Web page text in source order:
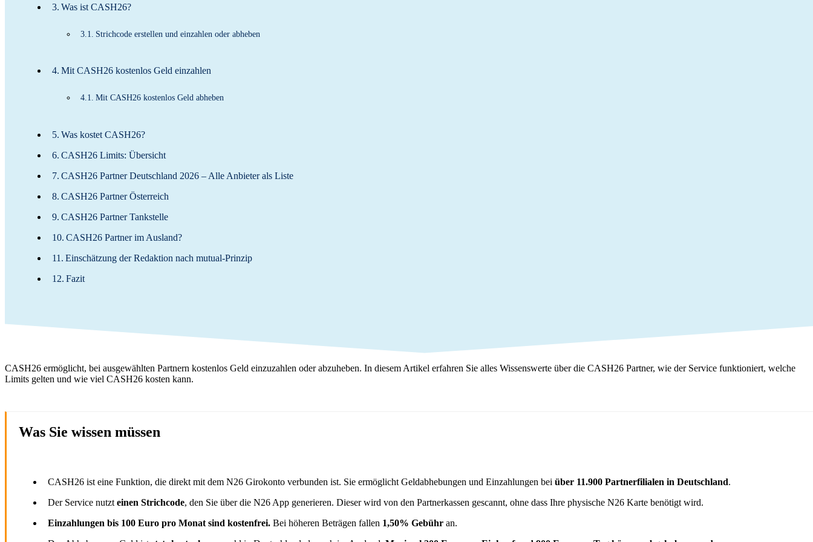
Was ist CASH26?
Strichcode erstellen und einzahlen oder abheben
Mit CASH26 kostenlos Geld einzahlen
Mit CASH26 kostenlos Geld abheben
Was kostet CASH26?
CASH26 Limits: Übersicht
CASH26 Partner Deutschland 2026 – Alle Anbieter als Liste
CASH26 Partner Österreich
CASH26 Partner Tankstelle
CASH26 Partner im Ausland?
Einschätzung der Redaktion nach mutual-Prinzip
Fazit
CASH26 ermöglicht, bei ausgewählten Partnern kostenlos Geld einzuzahlen oder abzuheben. In diesem Artikel erfahren Sie alles Wissenswerte über die CASH26 Partner, wie der Service funktioniert, welche
Limits gelten und wie viel CASH26 kosten kann.
Was Sie wissen müssen
CASH26 ist eine Funktion, die direkt mit dem N26 Girokonto verbunden ist. Sie ermöglicht Geldabhebungen und Einzahlungen bei über 11.900 Partnerfilialen in Deutschland.
Der Service nutzt einen Strichcode, den Sie über die N26 App generieren. Dieser wird von den Partnerkassen gescannt, ohne dass Ihre physische N26 Karte benötigt wird.
Einzahlungen bis 100 Euro pro Monat sind kostenfrei. Bei höheren Beträgen fallen 1,50% Gebühr an.